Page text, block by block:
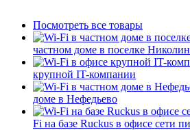
Посмотреть все товары
частном доме в поселке
крупной IT-компании
доме в Нефедьево
Fi на базе Ruckus в офисе сети